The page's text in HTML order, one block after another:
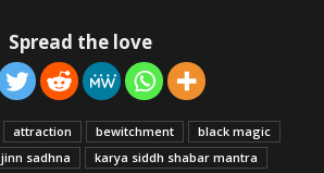
Spread the love
attraction bewitchment
black magic
jinn sadhna
karya siddh shabar mantra